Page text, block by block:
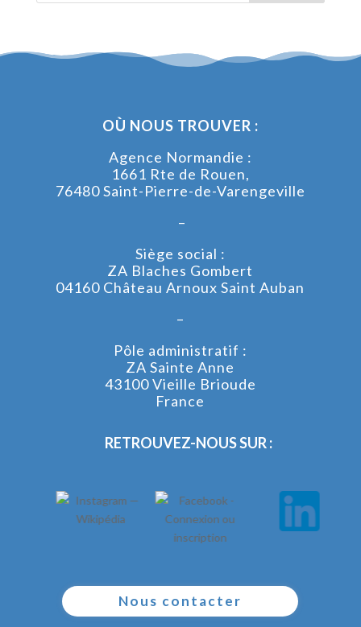
OÙ NOUS TROUVER :
Agence Normandie :
1661 Rte de Rouen,
76480 Saint-Pierre-de-Varengeville
–
Siège social :
ZA Blaches Gombert
04160 Château Arnoux Saint Auban
–
Pôle administratif :
ZA Sainte Anne
43100 Vieille Brioude
France
RETROUVEZ-NOUS SUR :
Nous contacter